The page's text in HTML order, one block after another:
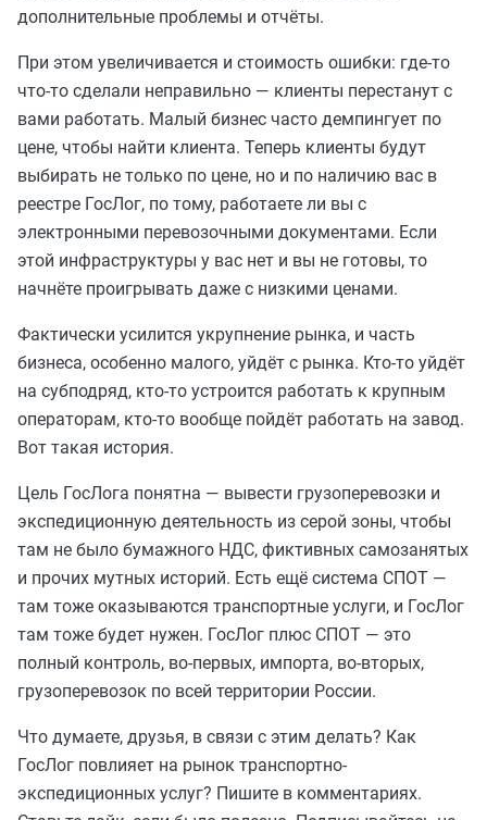
дополнительные проблемы и отчёты.
При этом увеличивается и стоимость ошибки: где-то
что-то сделали неправильно — клиенты перестанут с
вами работать. Малый бизнес часто демпингует по
цене, чтобы найти клиента. Теперь клиенты будут
выбирать не только по цене, но и по наличию вас в
реестре ГосЛог, по тому, работаете ли вы с
электронными перевозочными документами. Если
этой инфраструктуры у вас нет и вы не готовы, то
начнёте проигрывать даже с низкими ценами.
Фактически усилится укрупнение рынка, и часть
бизнеса, особенно малого, уйдёт с рынка. Кто-то уйдёт
на субподряд, кто-то устроится работать к крупным
операторам, кто-то вообще пойдёт работать на завод.
Вот такая история.
Цель ГосЛога понятна — вывести грузоперевозки и
экспедиционную деятельность из серой зоны, чтобы
там не было бумажного НДС, фиктивных самозанятых
и прочих мутных историй. Есть ещё система СПОТ —
там тоже оказываются транспортные услуги, и ГосЛог
там тоже будет нужен. ГосЛог плюс СПОТ — это
полный контроль, во-первых, импорта, во-вторых,
грузоперевозок по всей территории России.
Что думаете, друзья, в связи с этим делать? Как
ГосЛог повлияет на рынок транспортно-
экспедиционных услуг? Пишите в комментариях.